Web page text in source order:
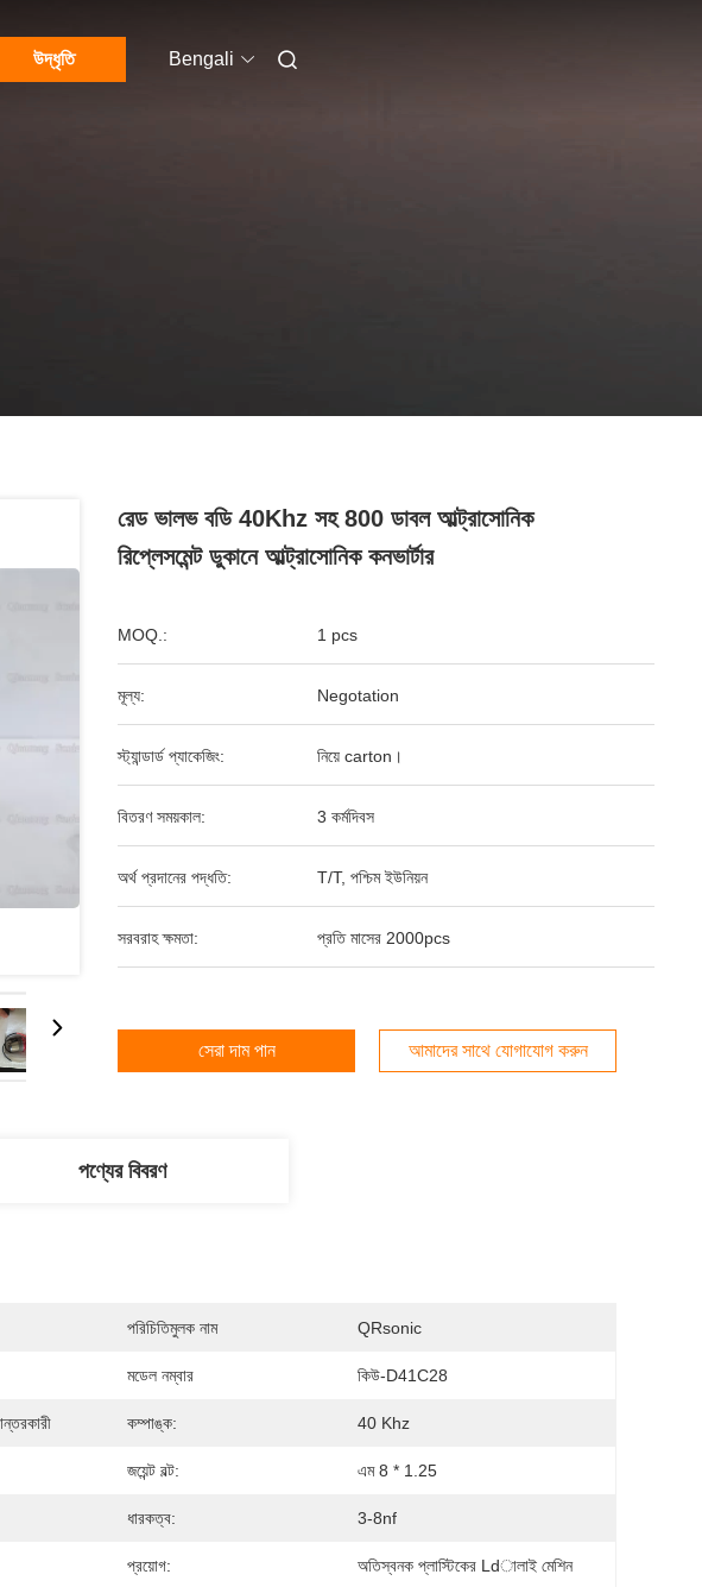
উদ্ধৃতি Bengali
রেড ভালভ বডি 40Khz সহ 800 ডাবল আল্ট্রাসোনিক
রিপ্লেসমেন্ট ডুকানে আল্ট্রাসোনিক কনভার্টার
MOQ.: 1 pcs
মূল্য: Negotation
স্ট্যান্ডার্ড প্যাকেজিং: নিয়ে carton।
বিতরণ সময়কাল: 3 কর্মদিবস
অর্থ প্রদানের পদ্ধতি: T/T, পশ্চিম ইউনিয়ন
সরবরাহ ক্ষমতা: প্রতি মাসের 2000pcs
সেরা দাম পান আমাদের সাথে যোগাযোগ করুন
পণ্যের বিবরণ
পরিচিতিমুলক নাম QRsonic
মডেল নম্বার কিউ-D41C28
কম্পাঙ্ক: 40 Khz
জয়েন্ট বল্ট: এম 8 * 1.25
ধারকত্ব: 3-8nf
প্রয়োগ: অতিস্বনক প্লাস্টিকের Ldালাই মেশিন